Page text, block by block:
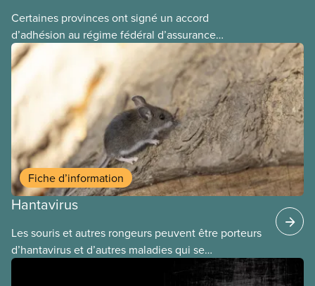
Certaines provinces ont signé un accord
d’adhésion au régime fédéral d’assurance
médicaments. Les sections locales du SCFP dans
ces provinces s’interrogent sur l’incidence que ce
régime pourrait avoir sur leurs avantages
sociaux actuels.
Fiche d’information
Hantavirus
Les souris et autres rongeurs peuvent être porteurs
d’hantavirus et d’autres maladies qui se
transmettent par l’intermédiaire de leurs excrétions